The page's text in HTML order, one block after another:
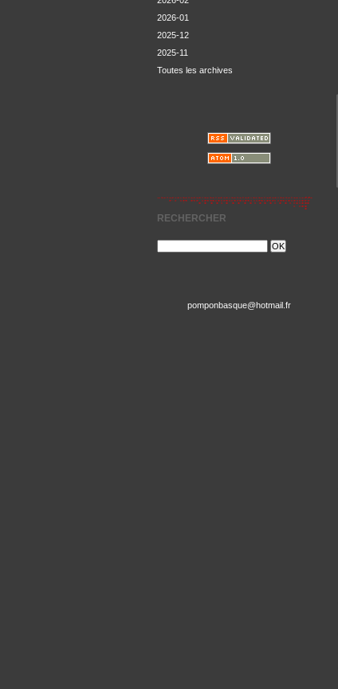
2026-01
2025-12
2025-11
Toutes les archives
RECHERCHER
pomponbasque@hotmail.fr